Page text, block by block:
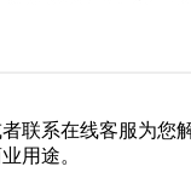
联系在线客服为您
用途。